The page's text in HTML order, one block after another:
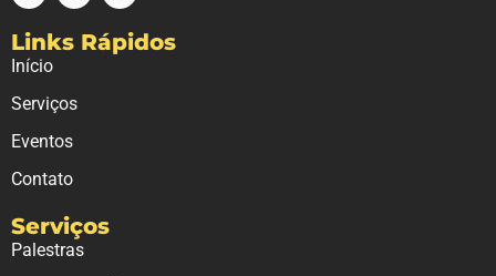
Links Rápidos
Início
Serviços
Eventos
Contato
Serviços
Palestras